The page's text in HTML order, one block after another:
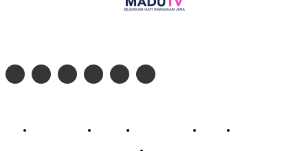
Profil Madu TV Redaksi Pedoman Siber Kontak